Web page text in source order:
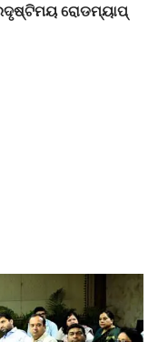
ରୋଡମ୍ୟାପ୍